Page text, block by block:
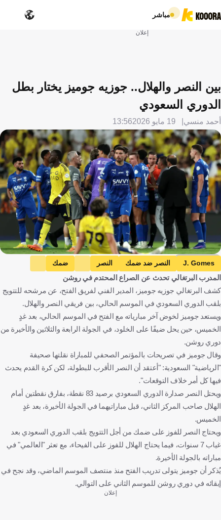
مباشر
إعلان
بين النصر والهلال.. جوزيه جوميز يختار بطل
الدوري السعودي
أحمد منسي 19 مايو 2026 13:56
Getty Images
J. Gomes النصر ضد ضمك النصر
ضمك
دوري روشن السعودي
الفيحاء ضد الهلال
الفيحاء
الهلال
البرتغال المملكة العربية السعودية كرة قدم
المدرب البرتغالي تحدث عن الصراع المحتدم في روشن
كشف البرتغالي جوزيه جوميز، المدير الفني لفريق الفتح، عن مرشحه للتتويج
بلقب الدوري السعودي في الموسم الحالي، بين فريقي النصر والهلال.
ويستعد جوميز لخوض آخر مبارياته مع الفتح في الموسم الحالي، بعد غدٍ
الخميس، حين يحل ضيفًا على الخلود، في الجولة الرابعة والثلاثين والأخيرة من
دوري روشن.
وقال جوميز في تصريحات بالمؤتمر الصحفي للمباراة نقلتها صحيفة
"الرياضية" السعودية: "أعتقد أن النصر الأقرب للبطولة، لكن كرة القدم يحدث
فيها كل أمر خلاف التوقعات".
ويحتل النصر صدارة الدوري السعودي برصيد 83 نقطة، بفارق نقطتين أمام
الهلال صاحب المركز الثاني، قبل مباراتيهما في الجولة الأخيرة، بعد غدٍ
الخميس.
ويحتاج النصر للفوز على ضمك من أجل التتويج بلقب الدوري السعودي بعد
غياب 7 سنوات، فيما يحتاج الهلال للفوز على الفيحاء، مع تعثر "العالمي" في
مباراته بالجولة الأخيرة.
يُذكر أن جوميز يتولى تدريب الفتح منذ منتصف الموسم الماضي، وقد نجح في
إبقائه في دوري روشن للموسم الثاني على التوالي.
إعلان